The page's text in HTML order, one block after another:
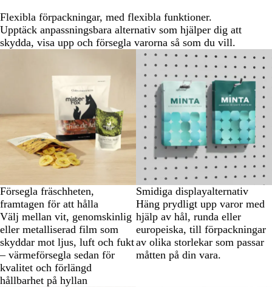
Flexibla förpackningar, med flexibla funktioner.
Upptäck anpassningsbara alternativ som hjälper dig att
skydda, visa upp och försegla varorna så som du vill.
Försegla fräschheten,
framtagen för att hålla
Välj mellan vit, genomskinlig
eller metalliserad film som
skyddar mot ljus, luft och fukt
– värmeförsegla sedan för
kvalitet och förlängd
hållbarhet på hyllan
Smidiga displayalternativ
Häng prydligt upp varor med
hjälp av hål, runda eller
europeiska, till förpackningar
av olika storlekar som passar
måtten på din vara.